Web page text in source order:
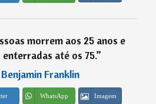
morrem aos 25 anos e
enterradas até os 75.”
Benjamin Franklin
WhatsApp Imagem